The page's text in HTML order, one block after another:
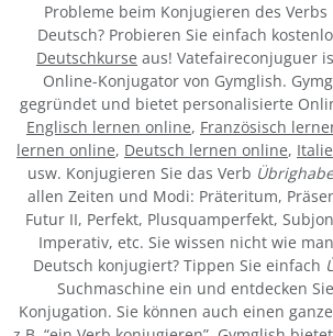
Probleme beim Konjugieren des Verbs
Deutsch? Probieren Sie einfach
Deutschkurse aus! Vatefaireconjuguer
Online-Konjugator von Gymglish.
gegründet und bietet personalisierte
Englisch lernen online, Französisch
lernen online, Deutsch lernen online,
usw. Konjugieren Sie das Verb
allen Zeiten und Modi: Präteritum,
Futur II, Perfekt, Plusquamperfekt,
Imperativ, etc. Sie wissen nicht wie man
Deutsch konjugiert? Tippen Sie einfach
Suchmaschine ein und entdecken
Konjugation. Sie können auch einen